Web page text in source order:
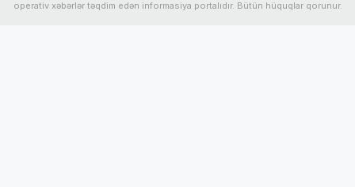
operativ xəbərlər təqdim edən informasiya portalıdır. Bütün hüquqlar qorunur.